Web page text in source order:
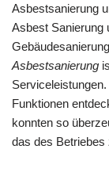
Asbestsanierung
Asbest Sanierung
Asbestsanierung
Funktionen
konnten so
das des Betriebes